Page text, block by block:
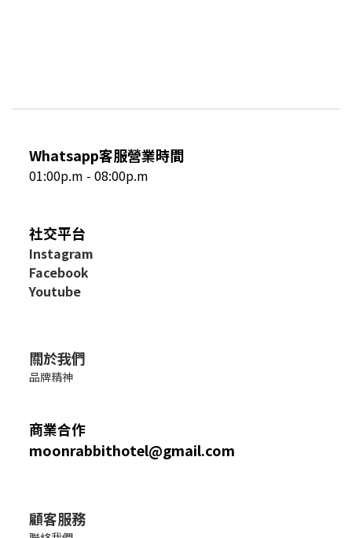
Whatsapp客服營業時間
01:00p.m - 08:00p.m
社交平台
Instagram
Facebook
Youtube
關於我們
品牌精神
商業合作
moonrabbithotel@gmail.com
顧客服務